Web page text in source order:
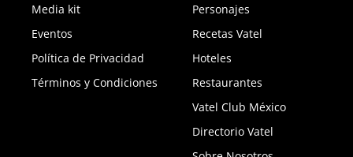
Media kit
Eventos
Política de Privacidad
Términos y Condiciones
Personajes
Recetas Vatel
Hoteles
Restaurantes
Vatel Club México
Directorio Vatel